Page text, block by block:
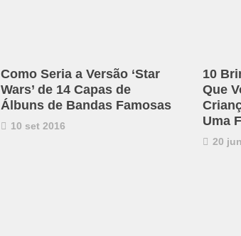
Como Seria a Versão ‘Star
Wars’ de 14 Capas de
Álbuns de Bandas Famosas
10 set 2016
10
Que
Uma
20